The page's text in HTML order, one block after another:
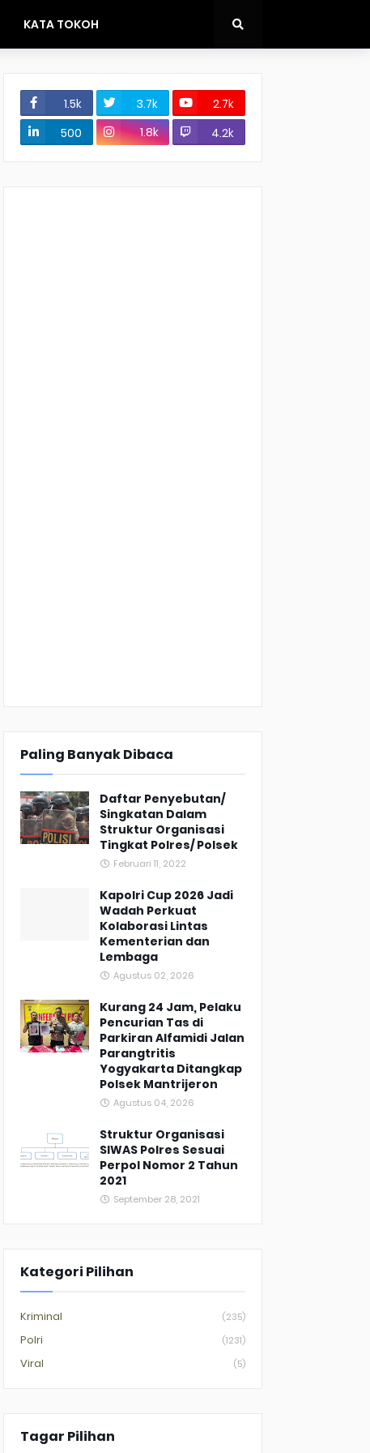
KATA TOKOH
1.5k 3.7k
2.7k
500
1.8k 4.2k
Paling Banyak Dibaca
Daftar Penyebutan/
Singkatan Dalam
Struktur Organisasi
Tingkat Polres/ Polsek
Februari 11, 2022
Kapolri Cup 2026 Jadi
Wadah Perkuat
Kolaborasi Lintas
Kementerian dan
Lembaga
Agustus 02, 2026
Kurang 24 Jam, Pelaku
Pencurian Tas di
Parkiran Alfamidi Jalan
Parangtritis
Yogyakarta Ditangkap
Polsek Mantrijeron
Agustus 04, 2026
Struktur Organisasi
SIWAS Polres Sesuai
Perpol Nomor 2 Tahun
2021
September 28, 2021
Kategori Pilihan
Kriminal (235)
Polri (1231)
Viral (5)
Tagar Pilihan